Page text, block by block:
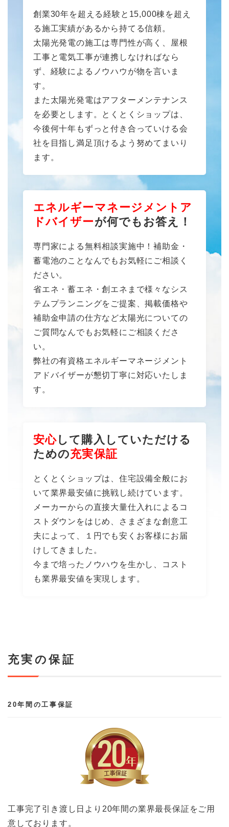
創業30年を超える経験と15,000棟を超え
る施工実績があるから持てる信頼。
太陽光発電の施工は専門性が高く、屋根
工事と電気工事が連携しなければなら
ず、経験によるノウハウが物を言いま
す。
また太陽光発電はアフターメンテナンス
を必要とします。とくとくショップは、
今後何十年もずっと付き合っていける会
社を目指し満足頂けるよう努めてまいり
ます。
エネルギーマネージメントア
ドバイザーが何でもお答え！
専門家による無料相談実施中！補助金・
蓄電池のことなんでもお気軽にご相談く
ださい。
省エネ・蓄エネ・創エネまで様々なシス
テムプランニングをご提案、掲載価格や
補助金申請の仕方など太陽光についての
ご質問なんでもお気軽にご相談くださ
い。
弊社の有資格エネルギーマネージメント
アドバイザーが懇切丁寧に対応いたしま
す。
安心して購入していただける
ための充実保証
とくとくショップは、住宅設備全般にお
いて業界最安値に挑戦し続けています。
メーカーからの直接大量仕入れによるコ
ストダウンをはじめ、さまざまな創意工
夫によって、１円でも安くお客様にお届
けしてきました。
今まで培ったノウハウを生かし、コスト
も業界最安値を実現します。
充実の保証
20年間の工事保証
工事完了引き渡し日より20年間の業界最長保証をご用
意しております。